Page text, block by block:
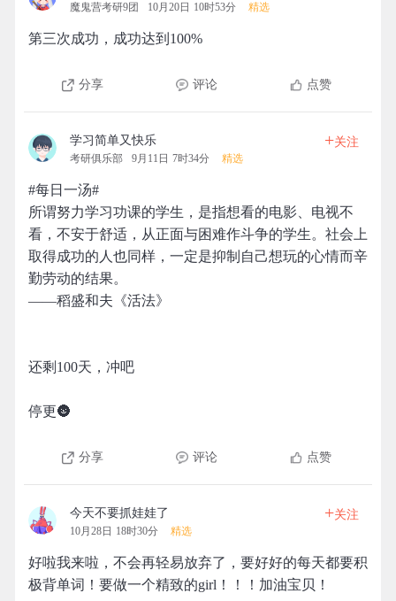
魔鬼营考研9团 10月20日 10时53分 精选
第三次成功，成功达到100%
分享 评论 点赞
学习简单又快乐
考研俱乐部 9月11日 7时34分 精选
+关注
#每日一汤#
所谓努力学习功课的学生，是指想看的电影、电视不
看，不安于舒适，从正面与困难作斗争的学生。社会上
取得成功的人也同样，一定是抑制自己想玩的心情而辛
勤劳动的结果。
——稻盛和夫《活法》
还剩100天，冲吧
停更🌚
分享 评论 点赞
今天不要抓娃娃了
10月28日 18时30分 精选
+关注
好啦我来啦，不会再轻易放弃了，要好好的每天都要积
极背单词！要做一个精致的girl！！！加油宝贝！